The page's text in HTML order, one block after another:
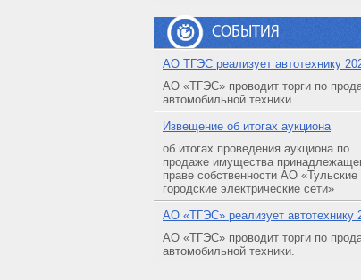
СОБЫТИЯ
АO ТГЭС реализует автотехнику
АО «ТГЭС» проводит торги по
автомобильной техники.
Извещение об итогах аукциона
об итогах проведения аукциона по
продаже имущества
праве собственности АО «Тульские
городские электрические сети»
АO «ТГЭС» реализует автотехнику
АО «ТГЭС» проводит торги по
автомобильной техники.